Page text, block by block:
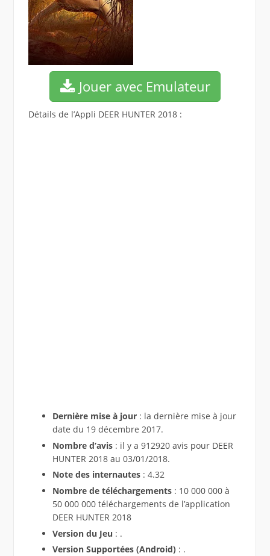
Jouer avec Emulateur
Détails de l’Appli DEER HUNTER 2018 :
Dernière mise à jour: la dernière mise à jour
date du 19 décembre 2017.
Nombre d’avis: il y a 912920 avis pour DEER
HUNTER 2018 au 03/01/2018.
Note des internautes: 4.32
Nombre de téléchargements : 10 000 000 à
50 000 000 téléchargements de l’application
DEER HUNTER 2018
Version du Jeu : .
Version Supportées (Android): .